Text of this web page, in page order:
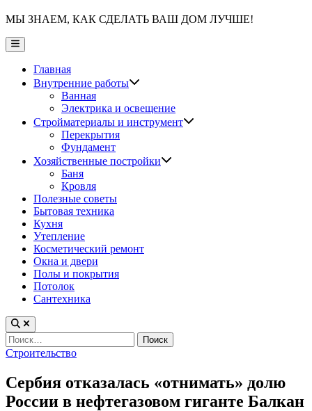
МЫ ЗНАЕМ, КАК СДЕЛАТЬ ВАШ ДОМ ЛУЧШЕ!
Главное
меню
Главная
Внутренние работы
Ванная
Электрика и освещение
Стройматериалы и инструмент
Перекрытия
Фундамент
Хозяйственные постройки
Баня
Кровля
Полезные советы
Бытовая техника
Кухня
Утепление
Косметический ремонт
Окна и двери
Полы и покрытия
Потолок
Сантехника
Найти:
Опубликовано
Строительство
Сербия отказалась «отнимать» долю
России в нефтегазовом гиганте Балкан